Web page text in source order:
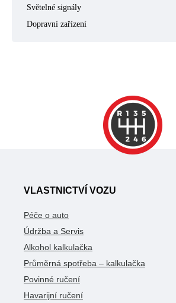
Světelné signály
Dopravní zařízení
VLASTNICTVÍ VOZU
Péče o auto
Údržba a Servis
Alkohol kalkulačka
Průměrná spotřeba – kalkulačka
Povinné ručení
Havarijní ručení